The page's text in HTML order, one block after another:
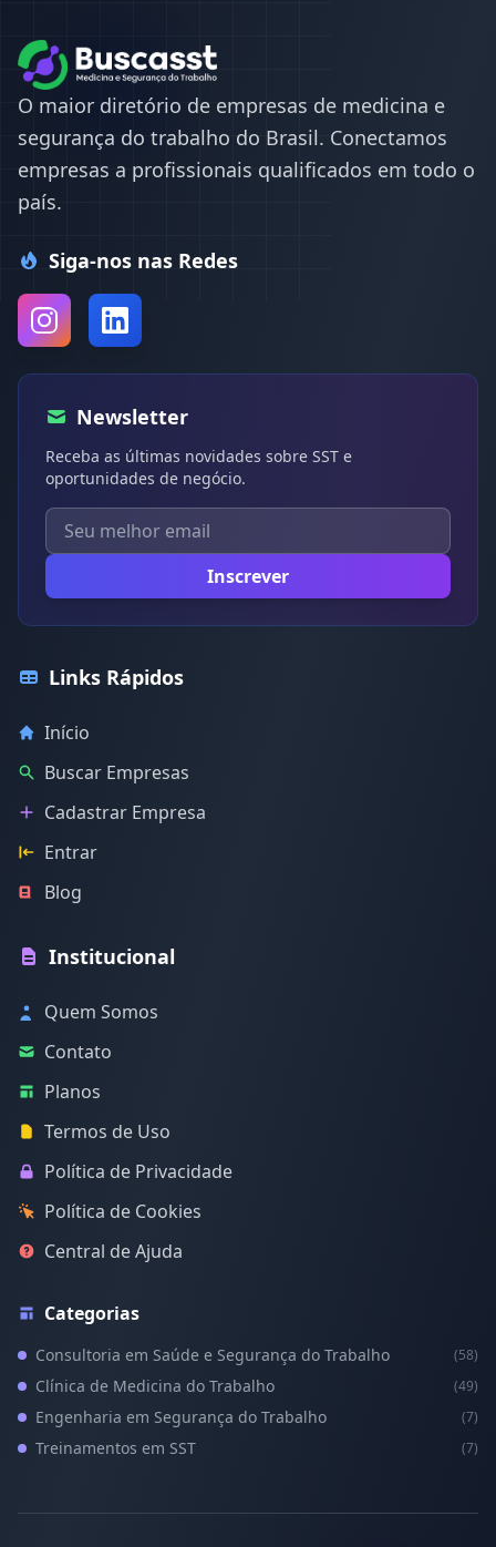
O maior diretório de empresas de medicina e
segurança do trabalho do Brasil. Conectamos
empresas a profissionais qualificados em todo o
país.
Siga-nos nas Redes
Newsletter
Receba as últimas novidades sobre SST e
oportunidades de negócio.
Inscrever
Links Rápidos
Início
Buscar Empresas
Cadastrar Empresa
Entrar
Blog
Institucional
Quem Somos
Contato
Planos
Termos de Uso
Política de Privacidade
Política de Cookies
Central de Ajuda
Categorias
Consultoria em Saúde e Segurança do Trabalho (58)
Clínica de Medicina do Trabalho (49)
Engenharia em Segurança do Trabalho (7)
Treinamentos em SST (7)